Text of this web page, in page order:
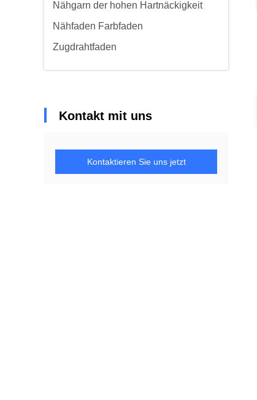
Nähgarn der hohen Hartnäckigkeit
Nähfaden Farbfaden
Zugdrahtfaden
Kontakt mit uns
Kontaktieren Sie uns jetzt